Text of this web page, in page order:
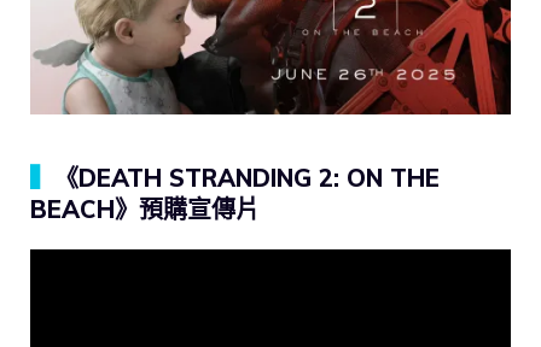
《DEATH STRANDING 2: ON THE
BEACH》預購宣傳片